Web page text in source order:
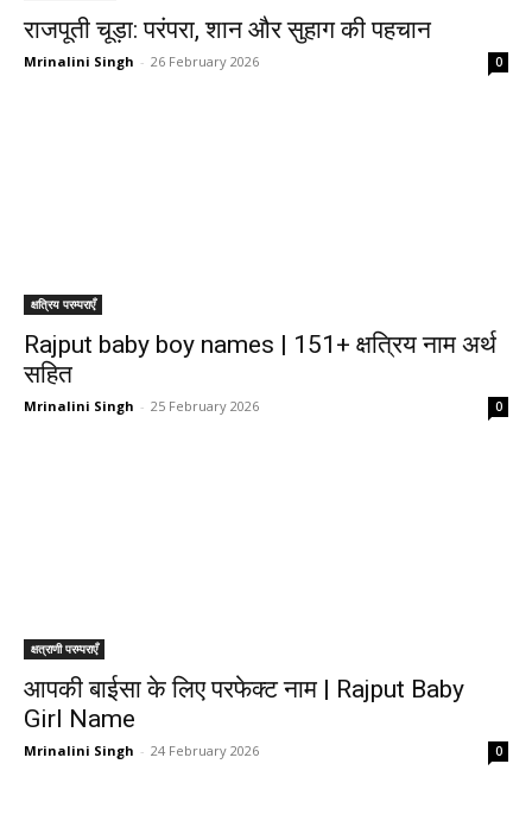
राजपूती चूड़ा: परंपरा, शान और सुहाग की पहचान
Mrinalini Singh - 26 February 2026 0
क्षत्रिय परम्पराएँ
Rajput baby boy names | 151+ क्षत्रिय नाम अर्थ
सहित
Mrinalini Singh - 25 February 2026 0
क्षत्राणी परम्पराएँ
आपकी बाईसा के लिए परफेक्ट नाम | Rajput Baby
Girl Name
Mrinalini Singh - 24 February 2026 0